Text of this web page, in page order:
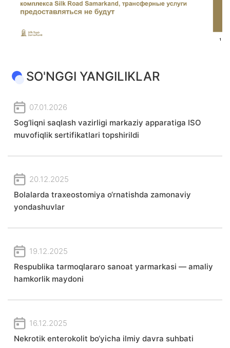
SO'NGGI YANGILIKLAR
07.01.2026
Sog‘liqni saqlash vazirligi markaziy apparatiga ISO
muvofiqlik sertifikatlari topshirildi
20.12.2025
Bolalarda traxeostomiya o‘rnatishda zamonaviy
yondashuvlar
19.12.2025
Respublika tarmoqlararo sanoat yarmarkasi — amaliy
hamkorlik maydoni
16.12.2025
Nekrotik enterokolit bo‘yicha ilmiy davra suhbati